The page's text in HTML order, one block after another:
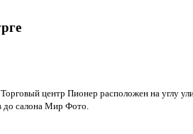
центр Пионер расположен на углу
до салона Мир Фото.